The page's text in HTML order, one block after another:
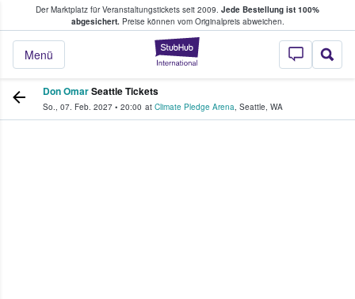
Der Marktplatz für Veranstaltungstickets seit 2009. Jede Bestellung ist 100%
abgesichert.Preise können vom Originalpreis abweichen.
StubHub - Wo
Menü
Tickets kaufen & verkaufen
Don OmarSeattle Tickets
So., 07. Feb. 2027 • 20:00 at Climate Pledge Arena, Seattle, WA